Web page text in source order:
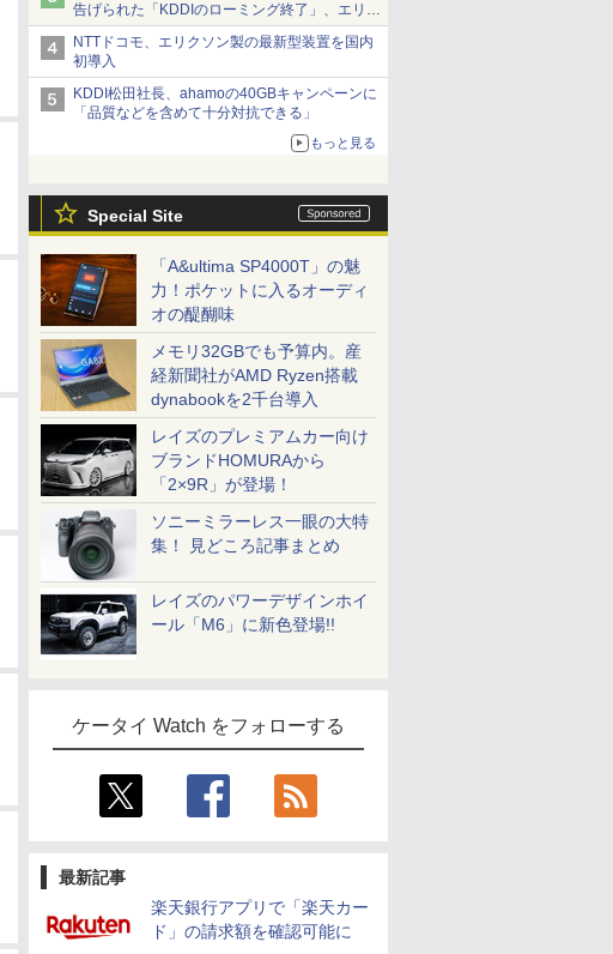
告げられた「KDDIのローミング終了」、エリア
マップの落とし穴と楽天モバイルの課題
NTTドコモ、エリクソン製の最新型装置を国内
初導入
KDDI松田社長、ahamoの40GBキャンペーンに
「品質などを含めて十分対抗できる」
もっと見る
Special Site
「A&ultima SP4000T」の魅
力！ポケットに入るオーディ
オの醍醐味
メモリ32GBでも予算内。産
経新聞社がAMD Ryzen搭載
dynabookを2千台導入
レイズのプレミアムカー向け
ブランドHOMURAから
「2×9R」が登場！
ソニーミラーレス一眼の大特
集！ 見どころ記事まとめ
レイズのパワーデザインホイ
ール「M6」に新色登場!!
ケータイ Watch をフォローする
最新記事
楽天銀行アプリで「楽天カー
ド」の請求額を確認可能に